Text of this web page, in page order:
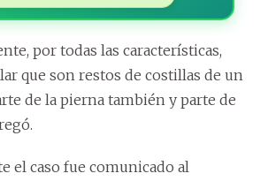
por todas las características,
que son restos de costillas de un
de la pierna también y parte de
el caso fue comunicado al